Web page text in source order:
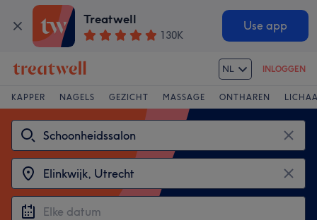
Treatwell
130K
Use app
NL INLOGGEN
KAPPER NAGELS GEZICHT MASSAGE ONTHAREN